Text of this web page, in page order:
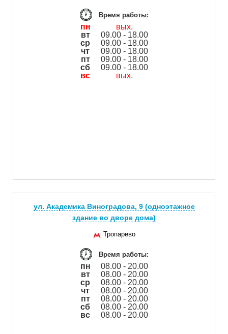
Время работы:
пн
вых.
вт
09.00 - 18.00
ср
09.00 - 18.00
чт
09.00 - 18.00
пт
09.00 - 18.00
сб
09.00 - 18.00
вс
вых.
ул. Академика Виноградова, 9 (одноэтажное
здание во дворе дома)
Тропарево
Время работы:
пн
08.00 - 20.00
вт
08.00 - 20.00
ср
08.00 - 20.00
чт
08.00 - 20.00
пт
08.00 - 20.00
сб
08.00 - 20.00
вс
08.00 - 20.00